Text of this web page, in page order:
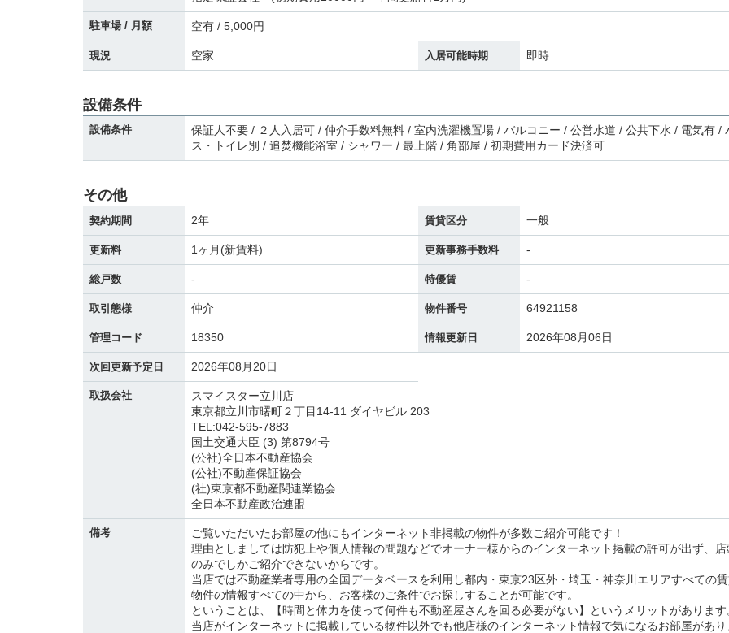
駐車場 / 月額 空有 / 5,000円
現況 空家 入居可能時期 即時
設備条件
設備条件
保証人不要 / ２人入居可 / 仲介手数料無料 / 室内洗濯機置場 / バルコニー / 公営水道 / 公共下水 / 電気有 /
ス・トイレ別 / 追焚機能浴室 / シャワー / 最上階 / 角部屋 / 初期費用カード決済可
その他
契約期間 2年 賃貸区分 一般
更新料 1ヶ月(新賃料) 更新事務手数料 -
総戸数 - 特優賃 -
取引態様 仲介 物件番号 64921158
管理コード 18350 情報更新日 2026年08月06日
次回更新予定日 2026年08月20日
取扱会社
スマイスター立川店
東京都立川市曙町２丁目14-11 ダイヤビル 203
TEL:042-595-7883
国土交通大臣 (3) 第8794号
(公社)全日本不動産協会
(公社)不動産保証協会
(社)東京都不動産関連業協会
全日本不動産政治連盟
備考
ご覧いただいたお部屋の他にもインターネット非掲載の物件が多数ご紹介可能です！
理由としましては防犯上や個人情報の問題などでオーナー様からのインターネット掲載の許可が出ず、店
のみでしかご紹介できないからです。
当店では不動産業者専用の全国データベースを利用し都内・東京23区外・埼玉・神奈川エリアすべての
物件の情報すべての中から、お客様のご条件でお探しすることが可能です。
ということは、【時間と体力を使って何件も不動産屋さんを回る必要がない】というメリットがあります
当店がインターネットに掲載している物件以外でも他店様のインターネット情報で気になるお部屋があり